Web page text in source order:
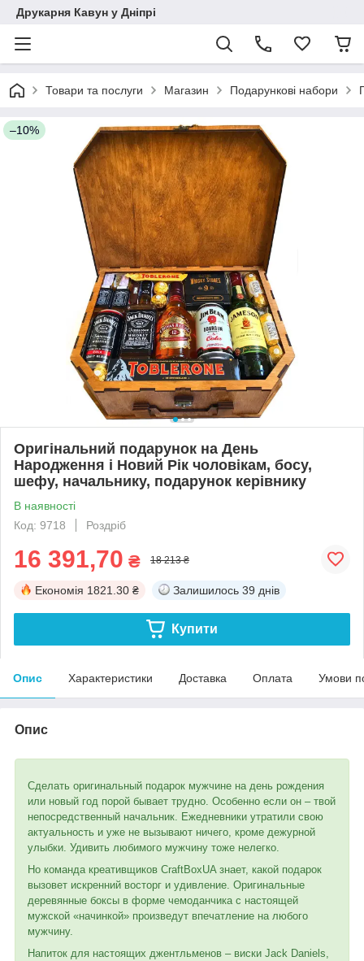
Друкарня Кавун у Дніпрі
Товари та послуги Магазин Подарункові набори
–10%
Оригінальний подарунок на День
Народження і Новий Рік чоловікам, босу,
шефу, начальнику, подарунок керівнику
В наявності
Код: 9718
Роздріб
16 391,70 ₴ 18 213 ₴
Економія 1821.30 ₴ Залишилось 39 днів
Купити
Опис Характеристики Доставка Оплата Умови
Опис
Сделать оригинальный подарок мужчине на день рождения
или новый год порой бывает трудно. Особенно если он – твой
непосредственный начальник. Ежедневники утратили свою
актуальность и уже не вызывают ничего, кроме дежурной
улыбки. Удивить любимого мужчину тоже нелегко.
Но команда креативщиков CraftBoxUA знает, какой подарок
вызовет искренний восторг и удивление. Оригинальные
деревянные боксы в форме чемоданчика с настоящей
мужской «начинкой» произведут впечатление на любого
мужчину.
Напиток для настоящих джентльменов – виски Jack Daniels,